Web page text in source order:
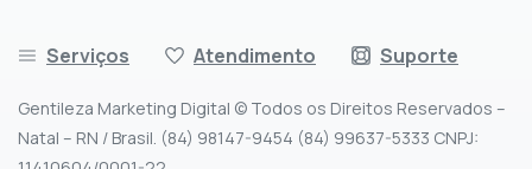
Serviços Atendimento Suporte
Gentileza Marketing Digital © Todos os Direitos Reservados –
Natal – RN / Brasil. (84) 98147-9454 (84) 99637-5333 CNPJ: